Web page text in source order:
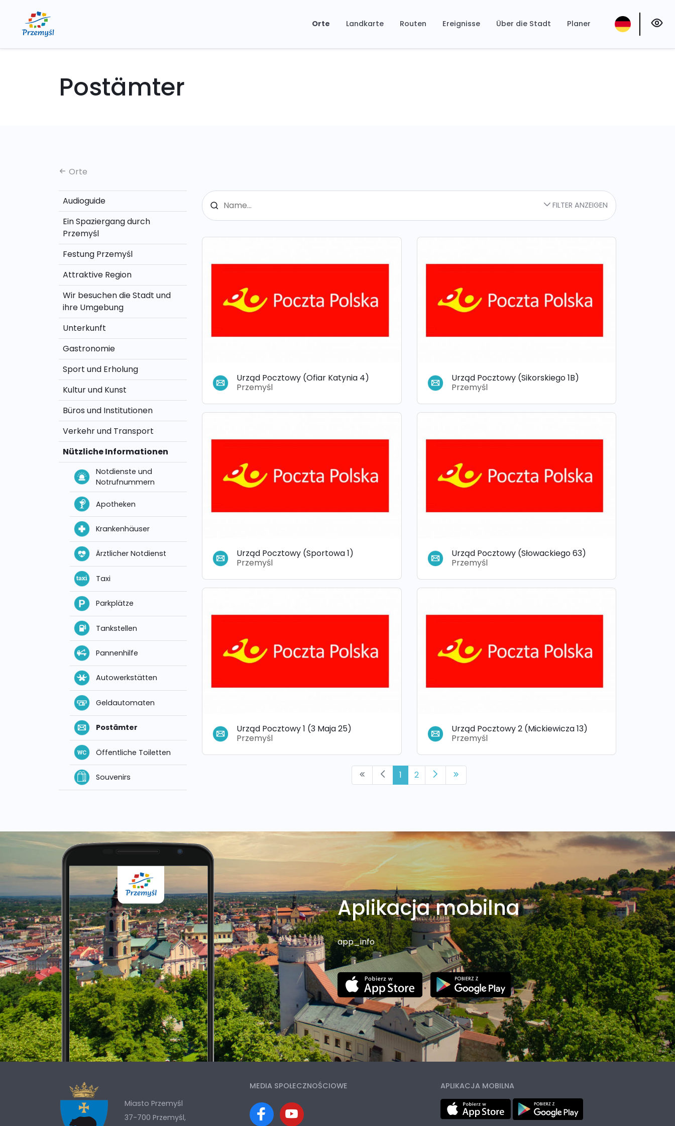
Orte Landkarte Routen Ereignisse Über die Stadt Planer
Postämter
Orte
FILTER ANZEIGEN
Urząd Pocztowy (Ofiar Katynia 4)
Przemyśl
Urząd Pocztowy (Sikorskiego 1B)
Przemyśl
Urząd Pocztowy (Sportowa 1)
Przemyśl
Urząd Pocztowy (Słowackiego 63)
Przemyśl
Urząd Pocztowy 1 (3 Maja 25)
Przemyśl
Urząd Pocztowy 2 (Mickiewicza 13)
Przemyśl
1 2
Audioguide
Ein Spaziergang durch
Przemyśl
Festung Przemyśl
Attraktive Region
Wir besuchen die Stadt und
ihre Umgebung
Unterkunft
Gastronomie
Sport und Erholung
Kultur und Kunst
Büros und Institutionen
Verkehr und Transport
Nützliche Informationen
Notdienste und
Notrufnummern
Apotheken
Krankenhäuser
Ärztlicher Notdienst
Taxi
Parkplätze
Tankstellen
Pannenhilfe
Autowerkstätten
Geldautomaten
Postämter
Öffentliche Toiletten
Souvenirs
Aplikacja mobilna
app_info
Miasto Przemyśl
37-700 Przemyśl,
MEDIA SPOŁECZNOŚCIOWE APLIKACJA MOBILNA